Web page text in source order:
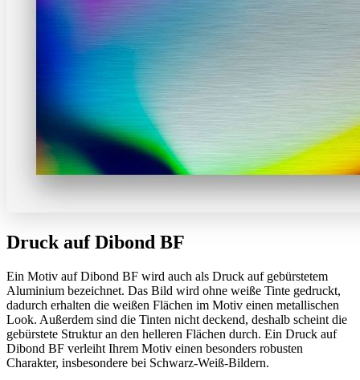
Druck auf Dibond BF
Ein Motiv auf Dibond BF wird auch als Druck auf gebürstetem
Aluminium bezeichnet. Das Bild wird ohne weiße Tinte gedruckt,
dadurch erhalten die weißen Flächen im Motiv einen metallischen
Look. Außerdem sind die Tinten nicht deckend, deshalb scheint die
gebürstete Struktur an den helleren Flächen durch. Ein Druck auf
Dibond BF verleiht Ihrem Motiv einen besonders robusten
Charakter, insbesondere bei Schwarz-Weiß-Bildern.